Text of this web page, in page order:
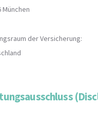
München
der Versicherung: